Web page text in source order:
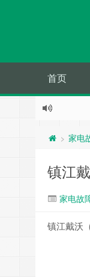
首页
> 家电
镇江
家电故
镇江戴沃